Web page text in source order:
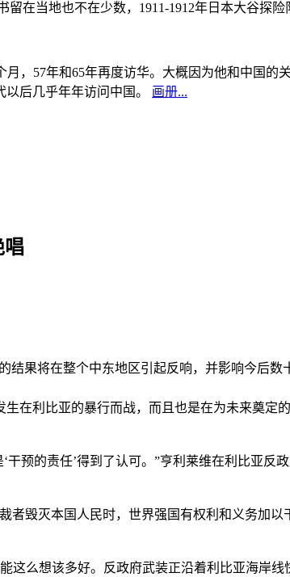
在当地也不在少数，1911-1912年日本大谷探险
月，57年和65年再度访华。大概因为他和中国
后几乎年年访问中国。 画册...
唱
果将在整个中东地区引起反响，并影响今后数
在利比亚的暴行而战，而且也是在为未来奠定
预的责任’得到了认可。”亨利莱维在利比亚
者毁灭本国人民时，世界强国有权利和义务加
么想该多好。反政府武装正沿着利比亚海岸线